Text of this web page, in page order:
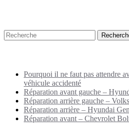
Pourquoi il ne faut pas attendre
véhicule accidenté
Réparation avant gauche –
Réparation arrière gauche –
Réparation arrière – Hyundai
Réparation avant – Chevrolet